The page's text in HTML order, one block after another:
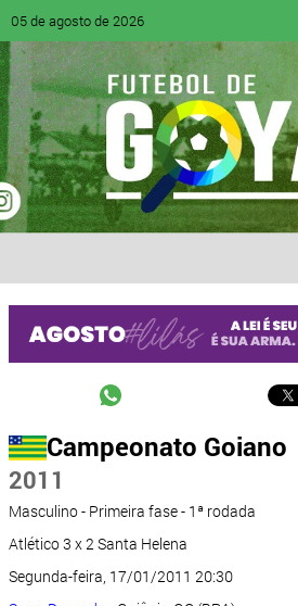
05 de agosto de 2026
Campeonato Goiano
2011
Masculino - Primeira fase - 1ª rodada
Atlético 3 x 2 Santa Helena
Segunda-feira, 17/01/2011 20:30